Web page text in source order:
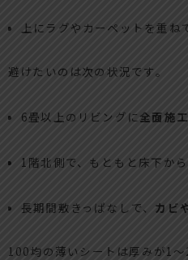
上にラグやカーペットを重ね
避けたいのは次の状況です。
6畳以上のリビングに全面施
1階北側で、もともと床下か
長期間敷きっぱなしで、 カビ
100均の薄いシートは厚みが1